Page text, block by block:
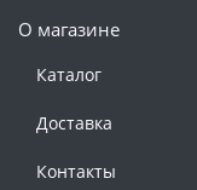
О магазине
Каталог
Доставка
Контакты